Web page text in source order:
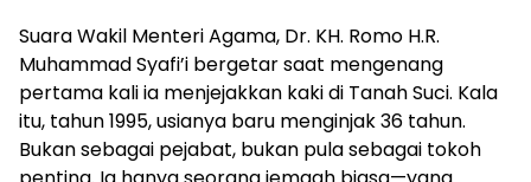
Suara Wakil Menteri Agama, Dr. KH. Romo H.R.
Muhammad Syafi’i bergetar saat mengenang
pertama kali ia menjejakkan kaki di Tanah Suci. Kala
itu, tahun 1995, usianya baru menginjak 36 tahun.
Bukan sebagai pejabat, bukan pula sebagai tokoh